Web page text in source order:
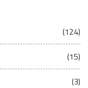
(124)
(15)
(3)